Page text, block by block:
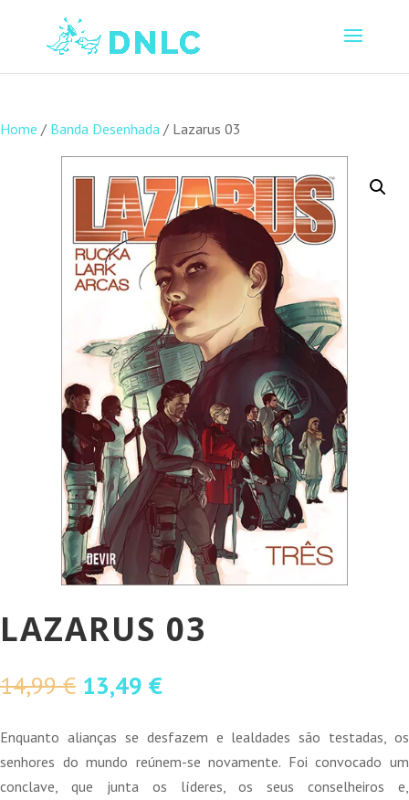
Home / Banda Desenhada / Lazarus 03
LAZARUS 03
14,99€ O
original
era:
14,99 €.
13,49 €O
atual
é:
13,49 €.
Enquanto alianças se desfazem e lealdades são testadas, os
senhores do mundo reúnem-se novamente. Foi convocado um
conclave, que junta os líderes, os seus conselheiros e,